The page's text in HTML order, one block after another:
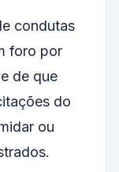
condutas
foro por
de que
do
ou